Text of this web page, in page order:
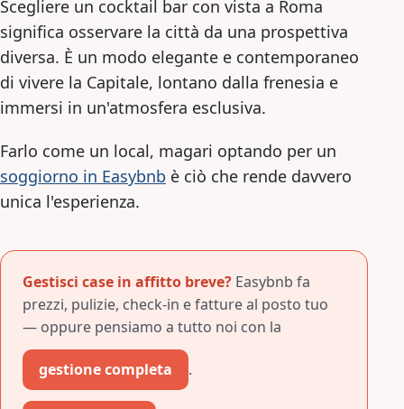
Scegliere un cocktail bar con vista a Roma
significa osservare la città da una prospettiva
diversa. È un modo elegante e contemporaneo
di vivere la Capitale, lontano dalla frenesia e
immersi in un'atmosfera esclusiva.
Farlo come un local, magari optando per un
soggiorno in Easybnb è ciò che rende davvero
unica l'esperienza.
Gestisci case in affitto breve? Easybnb fa
prezzi, pulizie, check-in e fatture al posto tuo
— oppure pensiamo a tutto noi con la
gestione completa .